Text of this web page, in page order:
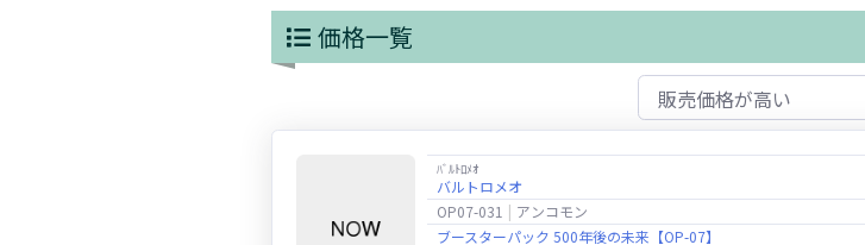
価格一覧
ﾊﾞﾙﾄﾛﾒｵ
バルトロメオ
OP07-031
アンコモン
ブースターパック 500年後の未来【OP-07】